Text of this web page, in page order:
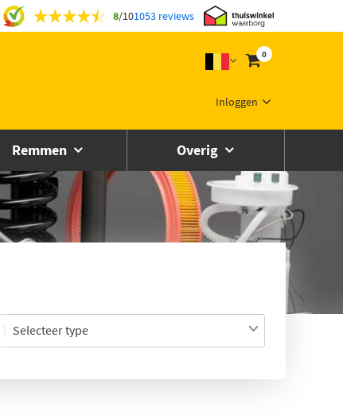
8/101053 reviews
0
Inloggen
Remmen Overig
Selecteer type